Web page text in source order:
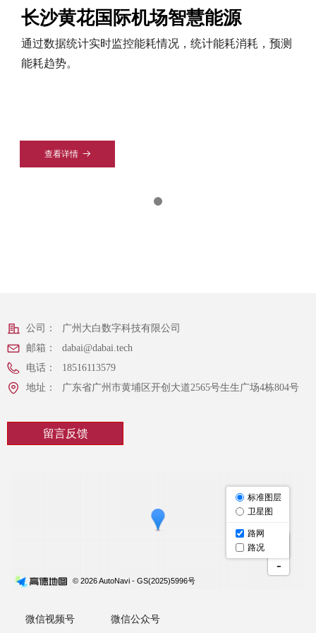
长沙黄花国际机场智慧能源
通过数据统计实时监控能耗情况，统计能耗消耗，预测
能耗趋势。
查看详情 뀠
微信视频号 微信公众号
公司：
广州大白数字科技有限公司
邮箱：
dabai@dabai.tech
电话：
18516113579
地址：
广东省广州市黄埔区开创大道2565号生生广场4栋804号
留言反馈